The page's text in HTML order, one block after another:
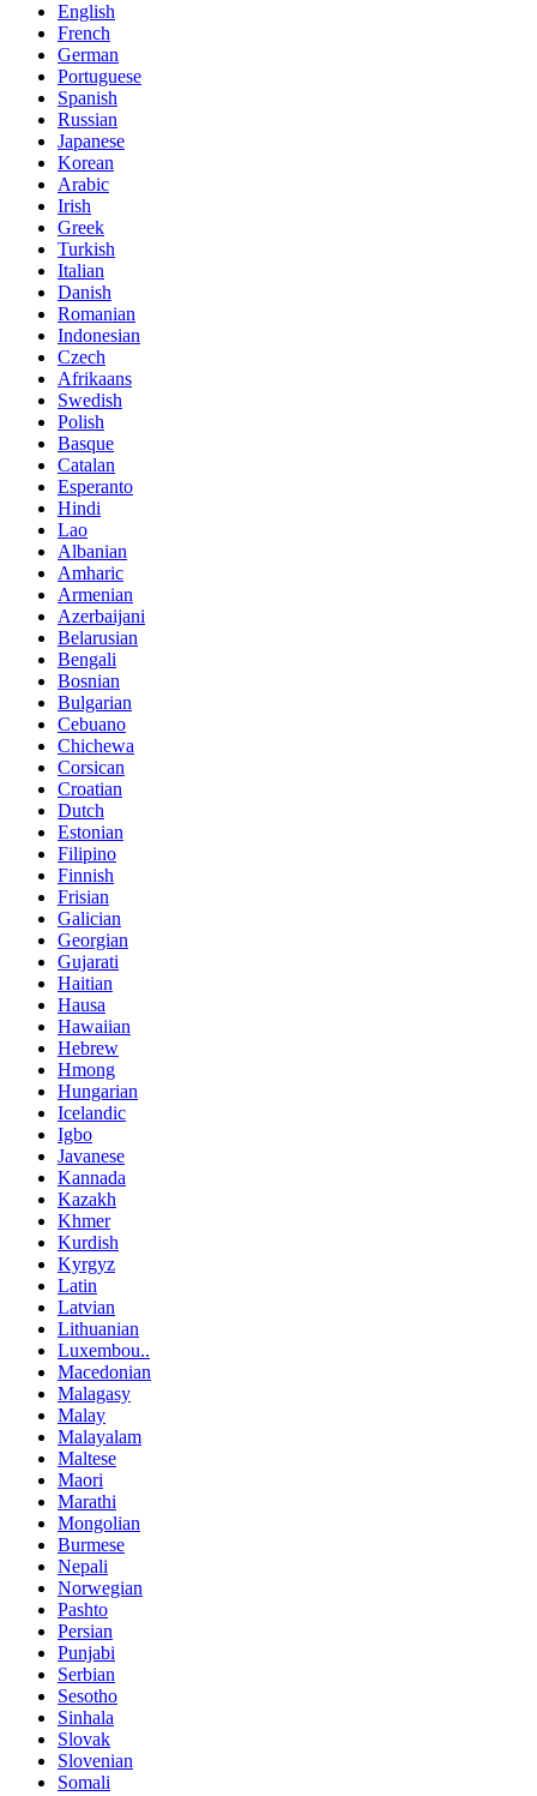
English
French
German
Portuguese
Spanish
Russian
Japanese
Korean
Arabic
Irish
Greek
Turkish
Italian
Danish
Romanian
Indonesian
Czech
Afrikaans
Swedish
Polish
Basque
Catalan
Esperanto
Hindi
Lao
Albanian
Amharic
Armenian
Azerbaijani
Belarusian
Bengali
Bosnian
Bulgarian
Cebuano
Chichewa
Corsican
Croatian
Dutch
Estonian
Filipino
Finnish
Frisian
Galician
Georgian
Gujarati
Haitian
Hausa
Hawaiian
Hebrew
Hmong
Hungarian
Icelandic
Igbo
Javanese
Kannada
Kazakh
Khmer
Kurdish
Kyrgyz
Latin
Latvian
Lithuanian
Luxembou..
Macedonian
Malagasy
Malay
Malayalam
Maltese
Maori
Marathi
Mongolian
Burmese
Nepali
Norwegian
Pashto
Persian
Punjabi
Serbian
Sesotho
Sinhala
Slovak
Slovenian
Somali